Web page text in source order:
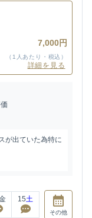
7,000円
（1人あたり・税込）
詳細を見る
が出ていた為特に
15土
その他